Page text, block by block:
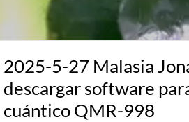
2025-5-27 Malasia
descargar software
cuántico QMR-998